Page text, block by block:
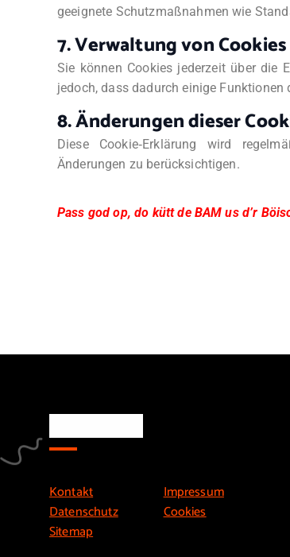
geeignete Schutzmaßnahmen wie
7. Verwaltung von Cookies
Sie können Cookies jederzeit über die
jedoch, dass dadurch einige
8. Änderungen dieser
Diese Cookie‑Erklärung wird
Änderungen zu berücksichtigen.
Pass god op, do kütt de BAM us d’r
Kontakt
Impressum
Datenschutz
Cookies
Sitemap